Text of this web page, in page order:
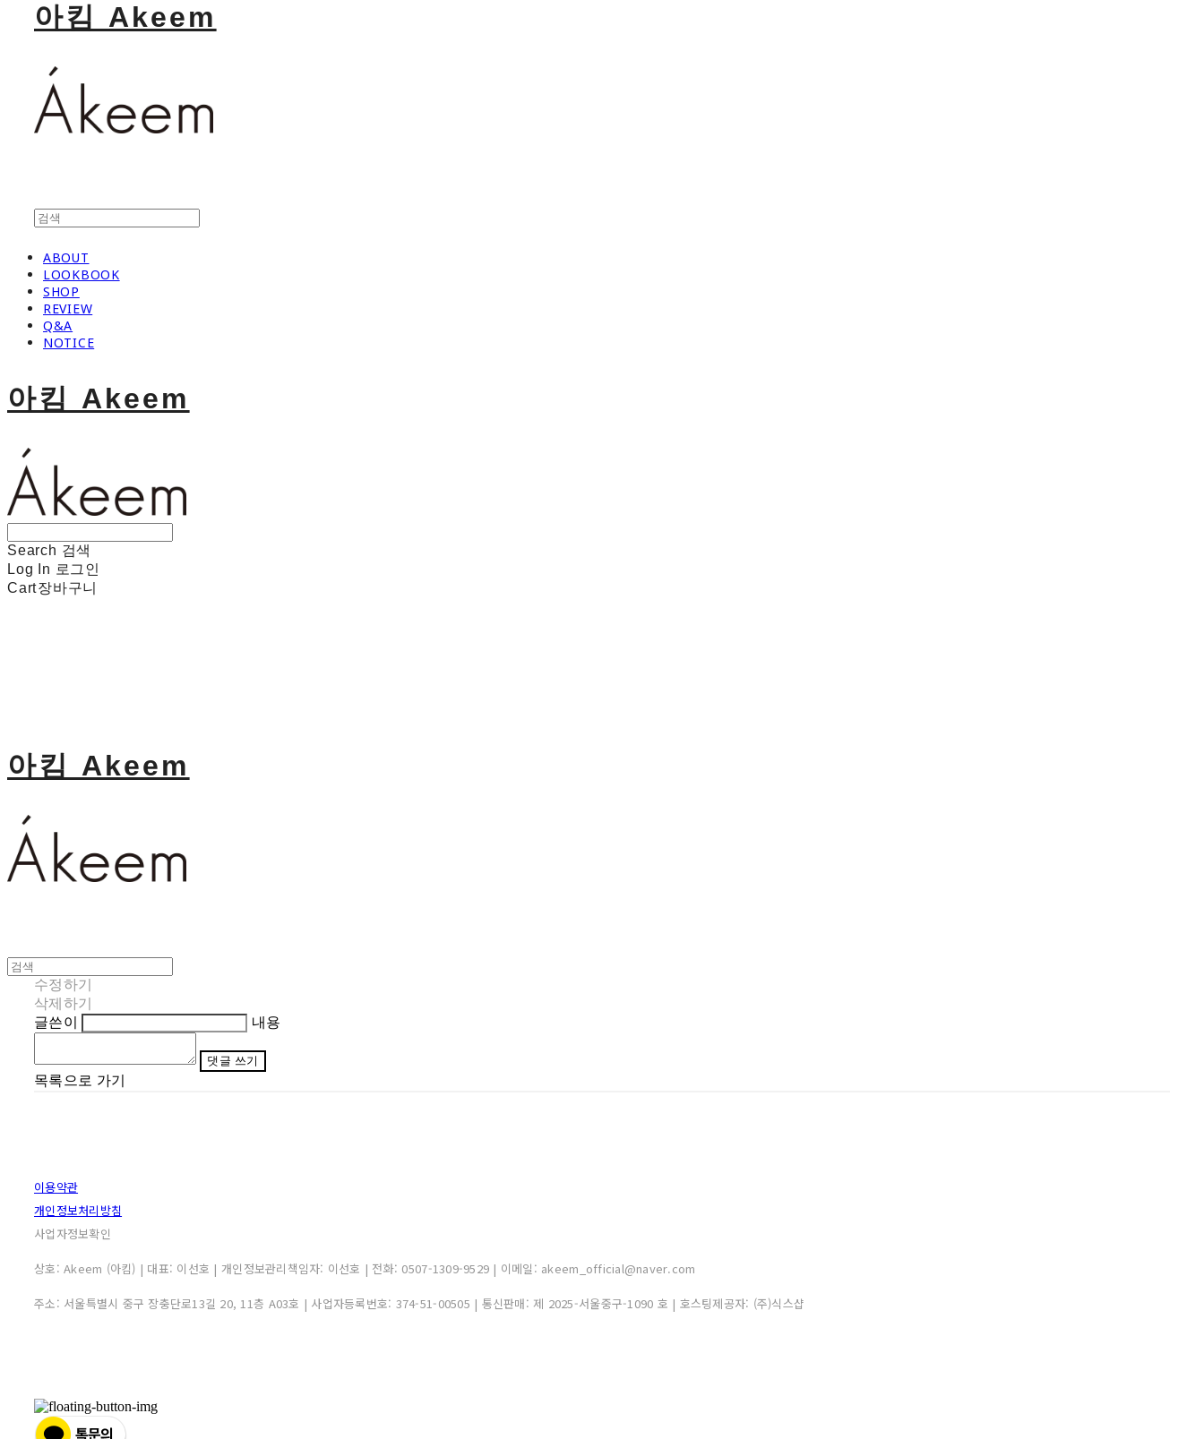
아킴 Akeem
ABOUT
LOOKBOOK
SHOP
REVIEW
Q&A
NOTICE
아킴 Akeem
Search 검색
Log In 로그인
Cart장바구니
아킴 Akeem
수정하기
삭제하기
글쓴이
내용
댓글 쓰기
목록으로 가기
이용약관
개인정보처리방침
사업자정보확인
상호: Akeem (아킴) | 대표: 이선호 | 개인정보관리책임자: 이선호 | 전화: 0507-1309-9529 | 이메일: akeem_official@naver.com
주소: 서울특별시 중구 장충단로13길 20, 11층 A03호 | 사업자등록번호: 374-51-00505 | 통신판매: 제 2025-서울중구-1090 호 | 호스팅제공자: (주)식스샵